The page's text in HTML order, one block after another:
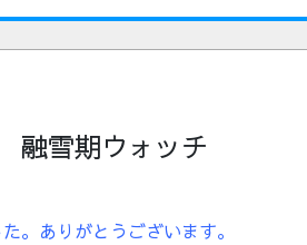
雪期ウォッチ
。ありがとうございます。